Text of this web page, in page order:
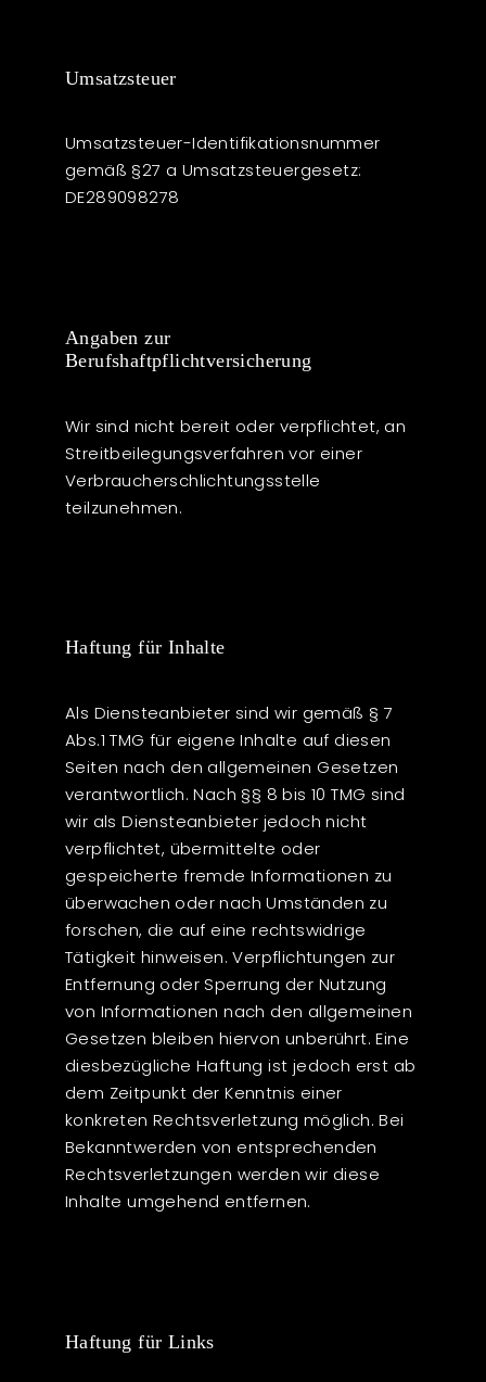
Umsatzsteuer
Umsatzsteuer-Identifikationsnummer
gemäß §27 a Umsatzsteuergesetz:
DE289098278
Angaben zur
Berufshaftpflichtversicherung
Wir sind nicht bereit oder verpflichtet, an
Streitbeilegungsverfahren vor einer
Verbraucherschlichtungsstelle
teilzunehmen.
Haftung für Inhalte
Als Diensteanbieter sind wir gemäß § 7
Abs.1 TMG für eigene Inhalte auf diesen
Seiten nach den allgemeinen Gesetzen
verantwortlich. Nach §§ 8 bis 10 TMG sind
wir als Diensteanbieter jedoch nicht
verpflichtet, übermittelte oder
gespeicherte fremde Informationen zu
überwachen oder nach Umständen zu
forschen, die auf eine rechtswidrige
Tätigkeit hinweisen. Verpflichtungen zur
Entfernung oder Sperrung der Nutzung
von Informationen nach den allgemeinen
Gesetzen bleiben hiervon unberührt. Eine
diesbezügliche Haftung ist jedoch erst ab
dem Zeitpunkt der Kenntnis einer
konkreten Rechtsverletzung möglich. Bei
Bekanntwerden von entsprechenden
Rechtsverletzungen werden wir diese
Inhalte umgehend entfernen.
Haftung für Links